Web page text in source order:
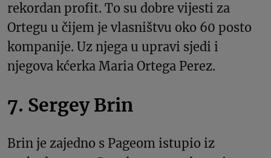
rekordan profit. To su dobre vijesti za
Ortegu u čijem je vlasništvu oko 60 posto
kompanije. Uz njega u upravi sjedi i
njegova kćerka Maria Ortega Perez.
7. Sergey Brin
Brin je zajedno s Pageom istupio iz